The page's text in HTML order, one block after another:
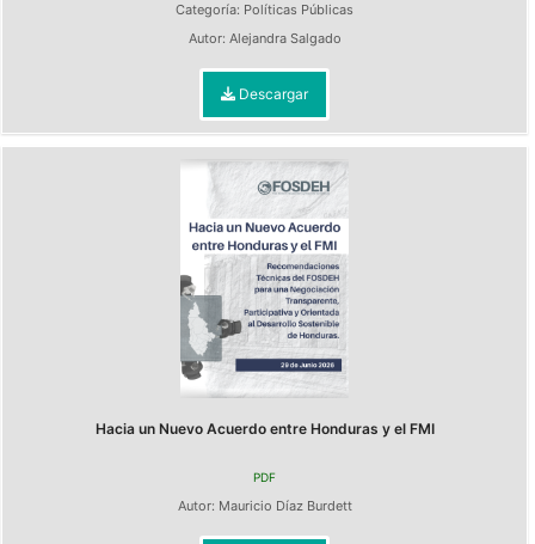
Categoría: Políticas Públicas
Autor: Alejandra Salgado
Descargar
Hacia un Nuevo Acuerdo entre Honduras y el FMI
PDF
Autor: Mauricio Díaz Burdett